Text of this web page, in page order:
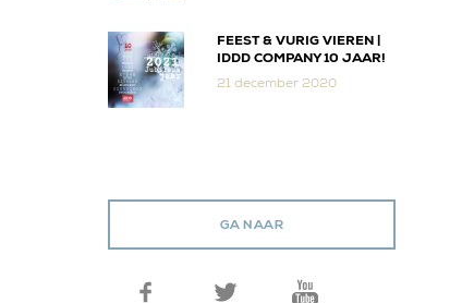
FEEST & VURIG VIEREN |
IDDD COMPANY 10 JAAR!
21 december 2020
GA NAAR